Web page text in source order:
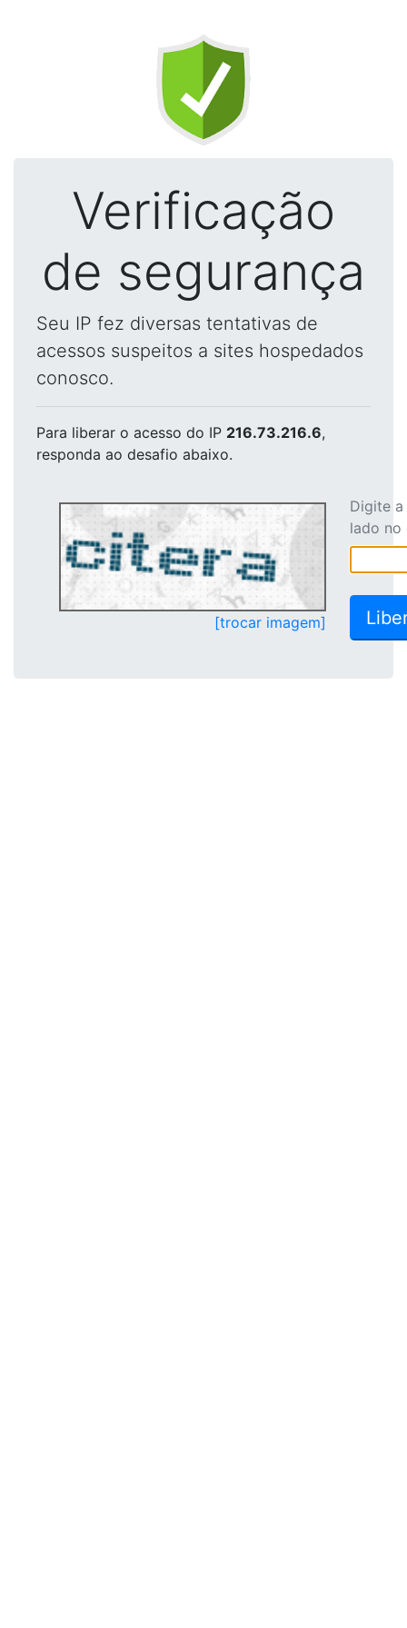
Verificação
de segurança
Seu IP fez diversas tentativas de
acessos suspeitos a sites hospedados
conosco.
Para liberar o acesso do IP 216.73.216.6,
responda ao desafio abaixo.
[trocar imagem]
Digite
lado no